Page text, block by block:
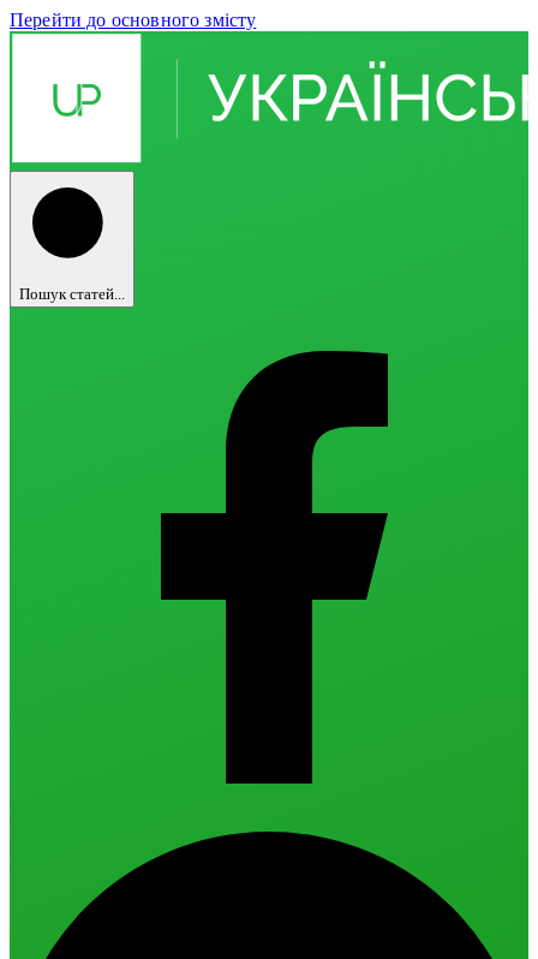
Перейти до основного змісту
Пошук статей...